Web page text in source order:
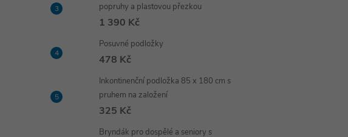
popruhy a plastovou přezkou
1 390 Kč
Posuvné podložky
478 Kč
Inkontinenční podložka 85 x 180 cm s
pruhem na založení
325 Kč
Bryndák pro dospělé a seniory s